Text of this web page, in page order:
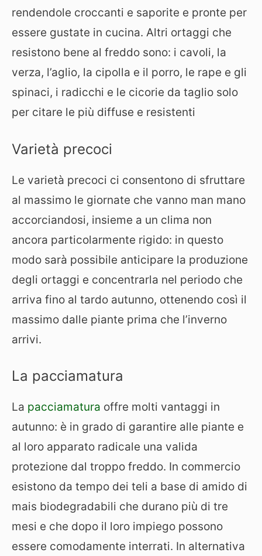
rendendole croccanti e saporite e pronte per
essere gustate in cucina. Altri ortaggi che
resistono bene al freddo sono: i cavoli, la
verza, l’aglio, la cipolla e il porro, le rape e gli
spinaci, i radicchi e le cicorie da taglio solo
per citare le più diffuse e resistenti
Varietà precoci
Le varietà precoci ci consentono di sfruttare
al massimo le giornate che vanno man mano
accorciandosi, insieme a un clima non
ancora particolarmente rigido: in questo
modo sarà possibile anticipare la produzione
degli ortaggi e concentrarla nel periodo che
arriva fino al tardo autunno, ottenendo così il
massimo dalle piante prima che l’inverno
arrivi.
La pacciamatura
La pacciamatura offre molti vantaggi in
autunno: è in grado di garantire alle piante e
al loro apparato radicale una valida
protezione dal troppo freddo. In commercio
esistono da tempo dei teli a base di amido di
mais biodegradabili che durano più di tre
mesi e che dopo il loro impiego possono
essere comodamente interrati. In alternativa